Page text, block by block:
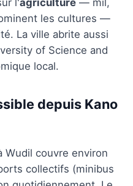
les cultures —
La ville abrite aussi
of Science and
local.
depuis Kano
Wudil couvre environ
collectifs (minibus